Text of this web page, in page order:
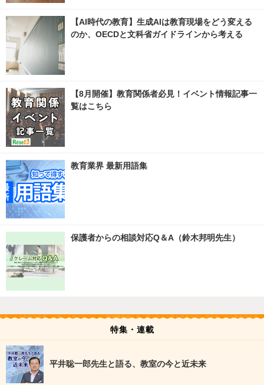
【AI時代の教育】生成AIは教育現場をどう変える
のか、OECDと文科省ガイドラインから考える
【8月開催】教育関係者必見！イベント情報記事一
覧はこちら
教育業界 最新用語集
保護者からの相談対応Q＆A（鈴木邦明先生）
特集・連載
平井聡一郎先生と語る、教室の今と近未来